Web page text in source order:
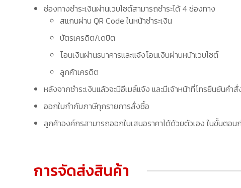
ช่องทางชำระเงินผ่านเวบไซต์สามารถชำระได้ 4 ช่องทาง
สแกนผ่าน QR Code ในหน้าชำระเงิน
บัตรเครดิต/เดบิต
โอนเงินผ่านธนาคารและแจ้งโอนเงินผ่านหน้าเวบไซต์
ลูกค้าเครดิต
หลังจากชำระเงินแล้วจะมีอีเมล์แจ้ง และมีเจ้าหน้าที่โทรยืนยันค
ออกใบกำกับภาษีทุกรายการสั่งซื้อ
ลูกค้าองค์กรสามารถออกใบเสนอราคาได้ด้วยตัวเอง ในขั้นตอน
การจัดส่งสินค้า